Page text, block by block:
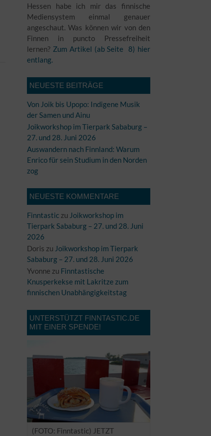
Hessen habe ich mir das finnische
Mediensystem einmal genauer
angeschaut. Was können wir von den
Finnen in puncto Pressefreiheit
lernen? Zum Artikel (ab Seite 8) hier
entlang.
NEUESTE BEITRÄGE
Von Joik bis Upopo: Indigene Musik
der Samen und Ainu
Joikworkshop im Tierpark Sababurg –
27. und 28. Juni 2026
Auswandern nach Finnland: Warum
Enrico für sein Studium in den Norden
zog
NEUESTE KOMMENTARE
Finntasticzu Joikworkshop im
Tierpark Sababurg – 27. und 28. Juni
2026
Doris zu Joikworkshop im Tierpark
Sababurg – 27. und 28. Juni 2026
Yvonne zu Finntastische
Knusperkekse mit Lakritze zum
finnischen Unabhängigkeitstag
UNTERSTÜTZT FINNTASTIC.DE
MIT EINER SPENDE!
(FOTO: Finntastic) JETZT